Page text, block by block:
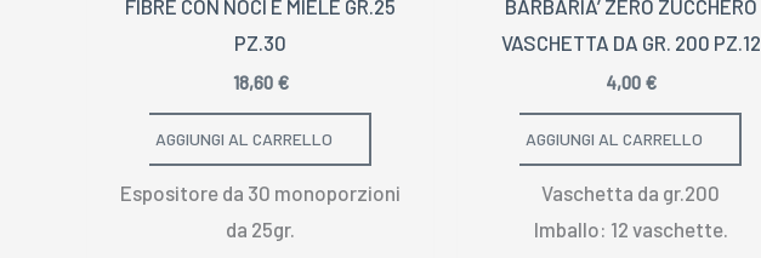
FIBRE CON NOCI E MIELE GR.25
PZ.30
18,60 €
AGGIUNGI AL CARRELLO
Espositore da 30 monoporzioni
da 25gr.
BARBARIA’ ZERO ZUCCHERO
VASCHETTA DA GR. 200 PZ.12
4,00 €
AGGIUNGI AL CARRELLO
Vaschetta da gr.200
Imballo: 12 vaschette.